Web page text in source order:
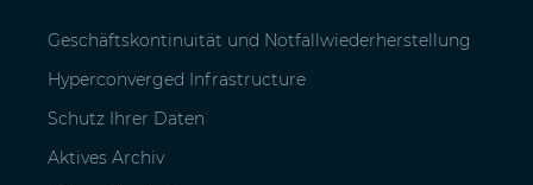
Geschäftskontinuität und Notfallwiederherstellung
Hyperconverged Infrastructure
Schutz Ihrer Daten
Aktives Archiv